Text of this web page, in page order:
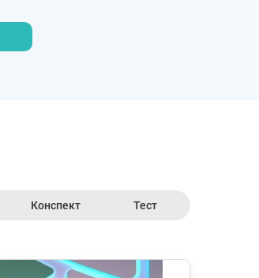
Конспект Тест